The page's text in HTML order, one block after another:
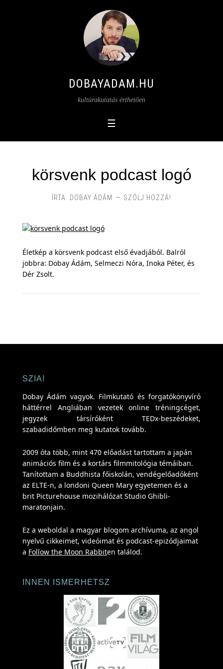
DOBAYADAM.HU
kultúrakutatás érthetően
körsvenk podcast logó
ÍRTA: DOBAY ÁDÁM SZÓLJ HOZZÁ!
Életkép a körsvenk podcast első évadjából. Balról
jobbra: Dobay Ádám, Selmeczi Nóra, Inoka Péter, és
Dér Zsolt.
SZIA!
Dobay Ádám vagyok. Filmkutató és forgatókönyvíró
háttérrel Angliában vezetek online tréningcéget,
jegyzek társíróként TEDx-beszédeket,
szabadidőmben meg kutatok tovább.
2009 óta több, mint 470 előadást tartottam a japán
animációs film és a kortárs filmmitológia témáiban.
Tanítottam a Buddhista főiskolán, vendégelőadóként
az ELTE-n, a londoni Queen Mary egyetemen és a
brit Picturehouse mozihálózat Studio Ghibli-
maratonjain.
Ez a weboldal a magyar blogom archívuma, az angol
nyelvű cikkeimet, videóimat és podcast-epizódjaimat
a Follow the Moon Rabbiten találod.
INNEN ISMERHETSZ